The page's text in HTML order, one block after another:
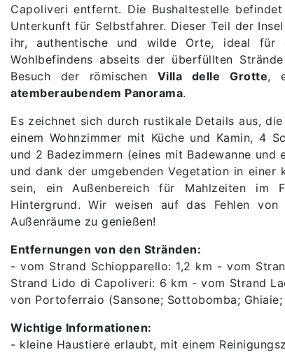
Capoliveri entfernt. Die Bushaltestelle
Unterkunft für Selbstfahrer. Dieser Teil der
ihr, authentische und wilde Orte, ideal für
Wohlbefindens abseits der überfüllten
Besuch der römischen Villa delle Grotte,
atemberaubendem Panorama.
Es zeichnet sich durch rustikale Details aus,
einem Wohnzimmer mit Küche und Kamin, 4
und 2 Badezimmern (eines mit Badewanne
und dank der umgebenden Vegetation in einer
sein, ein Außenbereich für Mahlzeiten
Hintergrund. Wir weisen auf das Fehlen
Außenräume zu genießen!
Entfernungen von den Stränden:
- vom Strand Schiopparello: 1,2 km - vom
Strand Lido di Capoliveri: 6 km - vom Strand
von Portoferraio (Sansone; Sottobomba;
Wichtige Informationen:
- kleine Haustiere erlaubt, mit einem